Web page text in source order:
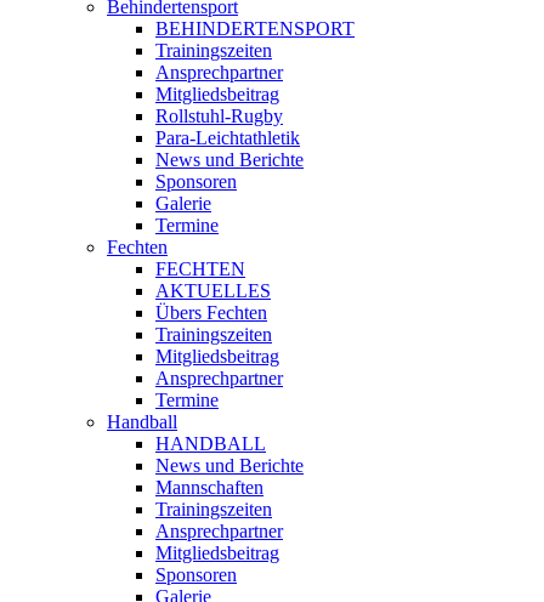
Behindertensport
BEHINDERTENSPORT
Trainingszeiten
Ansprechpartner
Mitgliedsbeitrag
Rollstuhl-Rugby
Para-Leichtathletik
News und Berichte
Sponsoren
Galerie
Termine
Fechten
FECHTEN
AKTUELLES
Übers Fechten
Trainingszeiten
Mitgliedsbeitrag
Ansprechpartner
Termine
Handball
HANDBALL
News und Berichte
Mannschaften
Trainingszeiten
Ansprechpartner
Mitgliedsbeitrag
Sponsoren
Galerie